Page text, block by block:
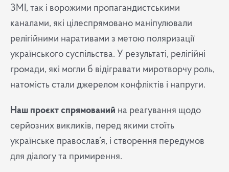
ЗМІ, так і ворожими пропагандистськими
каналами, які цілеспрямовано маніпулювали
релігійними наративами з метою поляризації
українського суспільства. У результаті, релігійні
громади, які могли б відігравати миротворчу роль,
натомість стали джерелом конфліктів і напруги.
Наш проєкт спрямований на реагування щодо
серйозних викликів, перед якими стоїть
українське православ’я, і створення передумов
для діалогу та примирення.